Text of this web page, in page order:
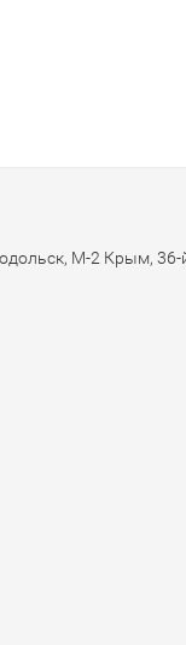
М-2 Крым, 36-